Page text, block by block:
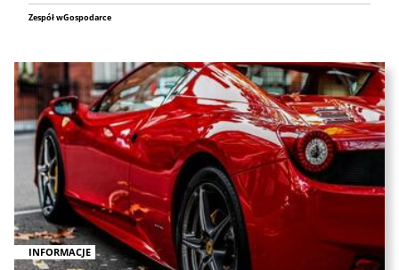
Zespół wGospodarce
INFORMACJE